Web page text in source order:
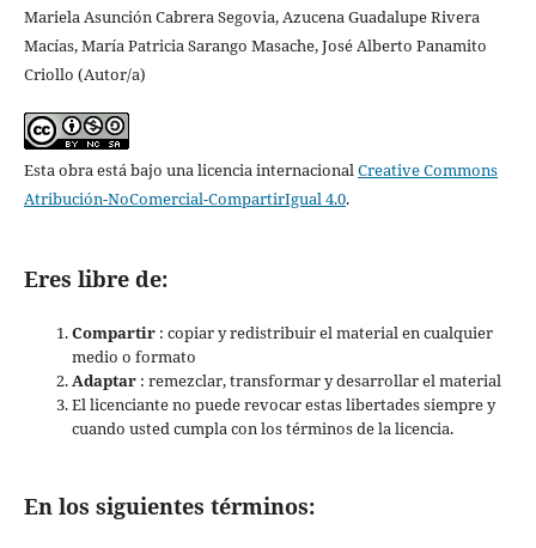
Mariela Asunción Cabrera Segovia, Azucena Guadalupe Rivera
Macías, María Patricia Sarango Masache, José Alberto Panamito
Criollo (Autor/a)
Esta obra está bajo una licencia internacionalCreative Commons
Atribución-NoComercial-CompartirIgual 4.0.
Eres libre de:
Compartir : copiar y redistribuir el material en cualquier
medio o formato
Adaptar : remezclar, transformar y desarrollar el material
El licenciante no puede revocar estas libertades siempre y
cuando usted cumpla con los términos de la licencia.
En los siguientes términos: